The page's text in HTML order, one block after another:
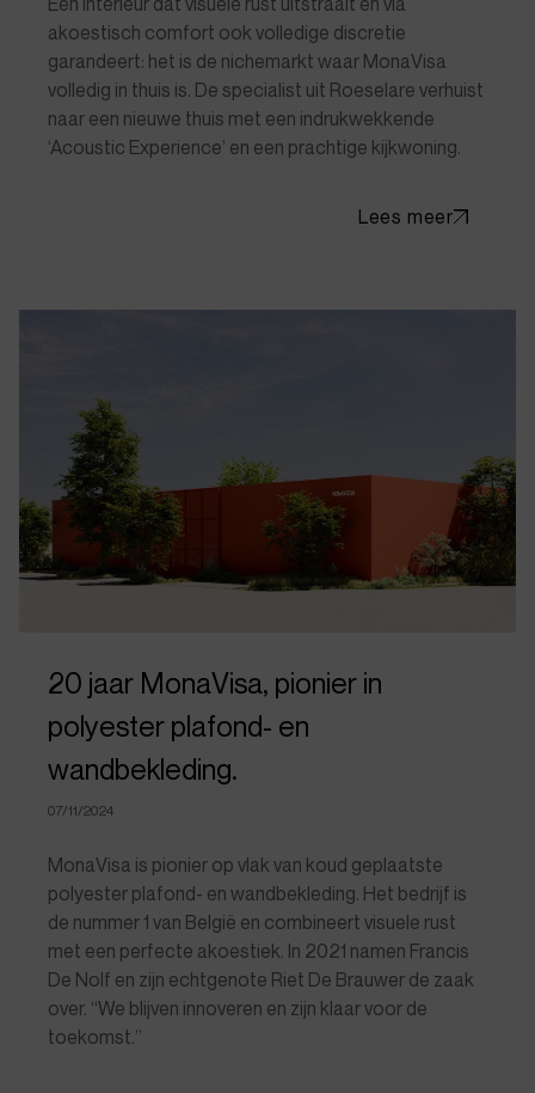
akoestisch comfort ook volledige discretie
garandeert: het is de nichemarkt waar MonaVisa
volledig in thuis is. De specialist uit Roeselare verhuist
naar een nieuwe thuis met een indrukwekkende
‘Acoustic Experience’ en een prachtige kijkwoning.
Lees meer
20 jaar MonaVisa, pionier in
polyester plafond- en
wandbekleding.
07/11/2024
MonaVisa is pionier op vlak van koud geplaatste
polyester plafond- en wandbekleding. Het bedrijf is
de nummer 1 van België en combineert visuele rust
met een perfecte akoestiek. In 2021 namen Francis
De Nolf en zijn echtgenote Riet De Brauwer de zaak
over. “We blijven innoveren en zijn klaar voor de
toekomst.”